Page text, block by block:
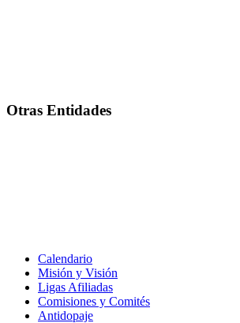
Otras Entidades
Calendario
Misión y Visión
Ligas Afiliadas
Comisiones y Comités
Antidopaje